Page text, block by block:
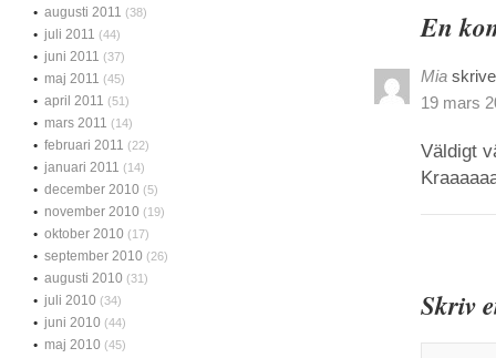
En
Mia
19 mars
Väldigt
Skriv
augusti 2011 (38)
juli 2011 (44)
juni 2011 (37)
maj 2011 (45)
april 2011 (51)
mars 2011 (14)
februari 2011 (22)
januari 2011 (14)
december 2010 (5)
november 2010 (19)
oktober 2010 (17)
september 2010 (26)
augusti 2010 (31)
juli 2010 (34)
juni 2010 (44)
maj 2010 (45)